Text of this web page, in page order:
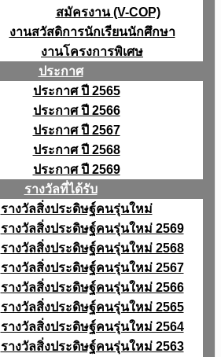
สมัครงาน (V-COP)
งานสวัสดิการนักเรียนนักศึกษา
งานโครงการพิเศษ
ประกาศ
ประกาศ ปี 2565
ประกาศ ปี 2566
ประกาศ ปี 2567
ประกาศ ปี 2568
ประกาศ ปี 2569
รางวัลที่ได้รับ
รางวัลสิ่งประดิษฐ์คนรุ่นใหม่
รางวัลสิ่งประดิษฐ์คนรุ่นใหม่ 2569
รางวัลสิ่งประดิษฐ์คนรุ่นใหม่ 2568
รางวัลสิ่งประดิษฐ์คนรุ่นใหม่ 2567
รางวัลสิ่งประดิษฐ์คนรุ่นใหม่ 2566
รางวัลสิ่งประดิษฐ์คนรุ่นใหม่ 2565
รางวัลสิ่งประดิษฐ์คนรุ่นใหม่ 2564
รางวัลสิ่งประดิษฐ์คนรุ่นใหม่ 2563